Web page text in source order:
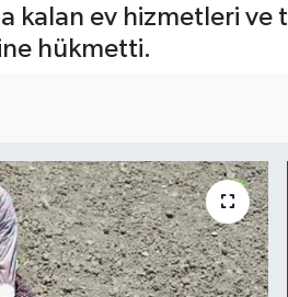
kalan ev hizmetleri
hükmetti.